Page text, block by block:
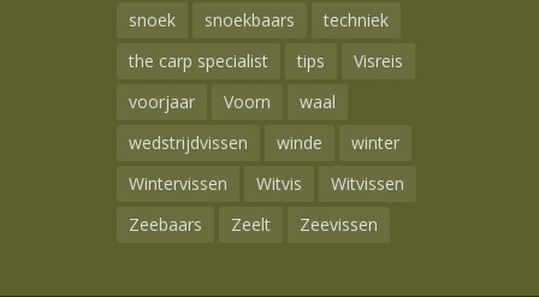
snoek
snoekbaars
techniek
the carp specialist
tips
Visreis
voorjaar
Voorn
waal
wedstrijdvissen
winde
winter
Wintervissen
Witvis
Witvissen
Zeebaars
Zeelt Zeevissen